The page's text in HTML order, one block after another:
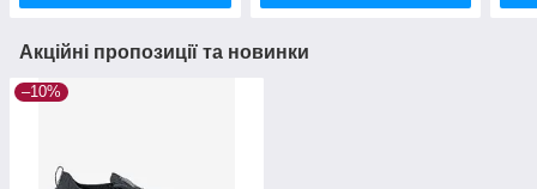
Акційні пропозиції та новинки
–10%